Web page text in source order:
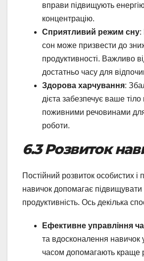
вправи підвищують
концентрацію.
Сприятливий режим сну:
сон може призвести до
продуктивності. Важливо
достатньо часу для
Здорова харчування:
дієта забезпечує ваше
поживними речовинами
роботи.
6.3 Розвиток
Постійний розвиток особистих і
навичок допомагає підвищувати
продуктивність. Ось декілька
Ефективне управління
та вдосконалення навичок
часом допомагають краще